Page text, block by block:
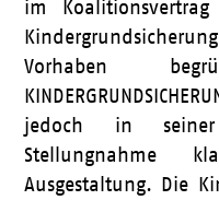
im
Vorhaben
jedoch in seiner
Stellungnahme
Ausgestaltung. Die